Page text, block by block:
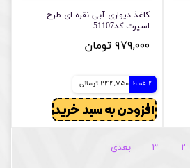
کاغذ دیواری آبی نقره ای طرح
اسپرت کد51107
۹۷۹,۰۰۰ تومان
4 قسط 244,750 تومانی
افزودن به سبد خرید
۲ ۳ بعدی